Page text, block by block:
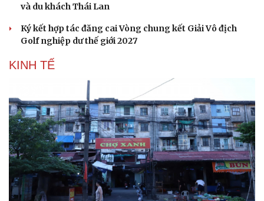
và du khách Thái Lan
Ký kết hợp tác đăng cai Vòng chung kết Giải Vô địch
Golf nghiệp dư thế giới 2027
KINH TẾ